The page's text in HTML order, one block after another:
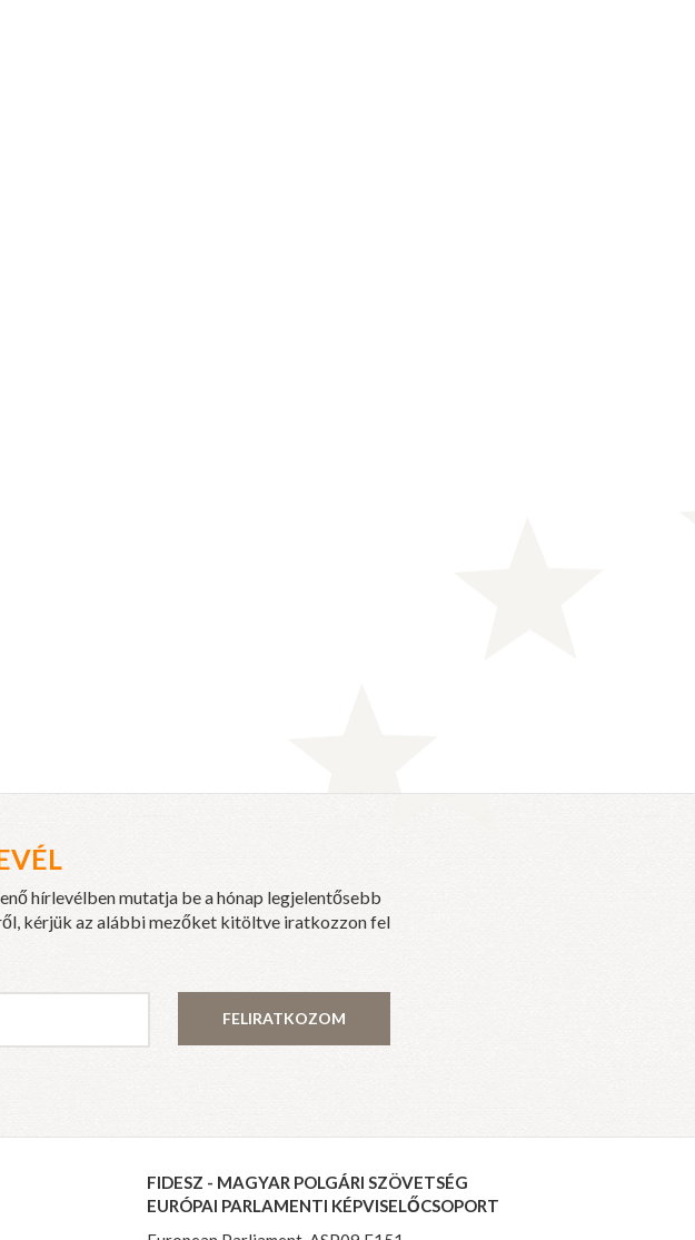
hírlevélben mutatja be a hónap legjelentősebb
kérjük az alábbi mezőket kitöltve iratkozzon fel
FELIRATKOZOM
FIDESZ - MAGYAR POLGÁRI SZÖVETSÉG
EURÓPAI PARLAMENTI KÉPVISELŐCSOPORT